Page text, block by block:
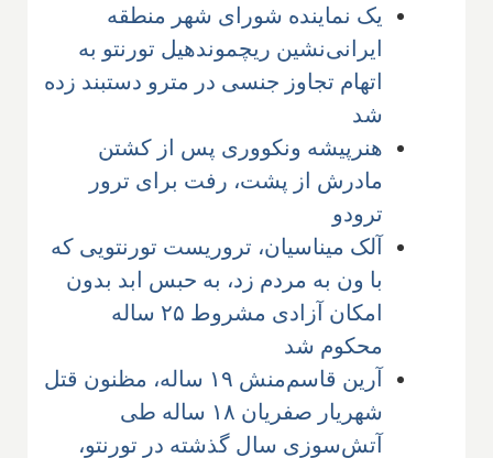
یک نماینده شورای شهر منطقه
ایرانی‌نشین ریچموندهیل تورنتو به
اتهام تجاوز جنسی در مترو دستبند زده
شد
هنرپیشه ونکووری پس از کشتن
مادرش از پشت، رفت برای ترور
ترودو
آلک میناسیان، تروریست تورنتویی که
با ون به مردم زد، به حبس ابد بدون
امکان آزادی مشروط ۲۵ ساله
محکوم شد
آرین قاسم‌منش ۱۹ ساله، مظنون قتل
شهریار صفریان ۱۸ ساله طی
آتش‌سوزی سال گذشته در تورنتو،